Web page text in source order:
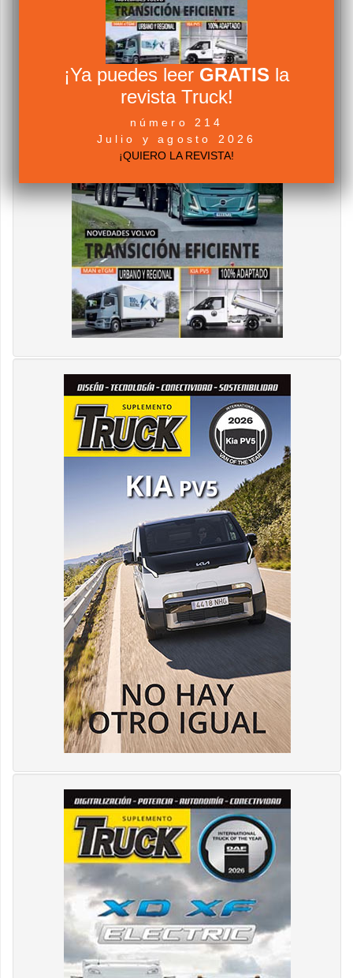
¡Ya puedes leer GRATIS la
revista Truck!
número 214
Julio y agosto 2026
¡QUIERO LA REVISTA!